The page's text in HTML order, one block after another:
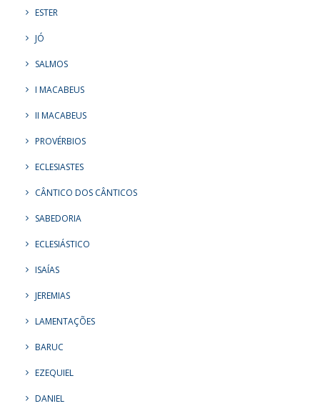
ESTER
JÓ
SALMOS
I MACABEUS
II MACABEUS
PROVÉRBIOS
ECLESIASTES
CÂNTICO DOS CÂNTICOS
SABEDORIA
ECLESIÁSTICO
ISAÍAS
JEREMIAS
LAMENTAÇÕES
BARUC
EZEQUIEL
DANIEL